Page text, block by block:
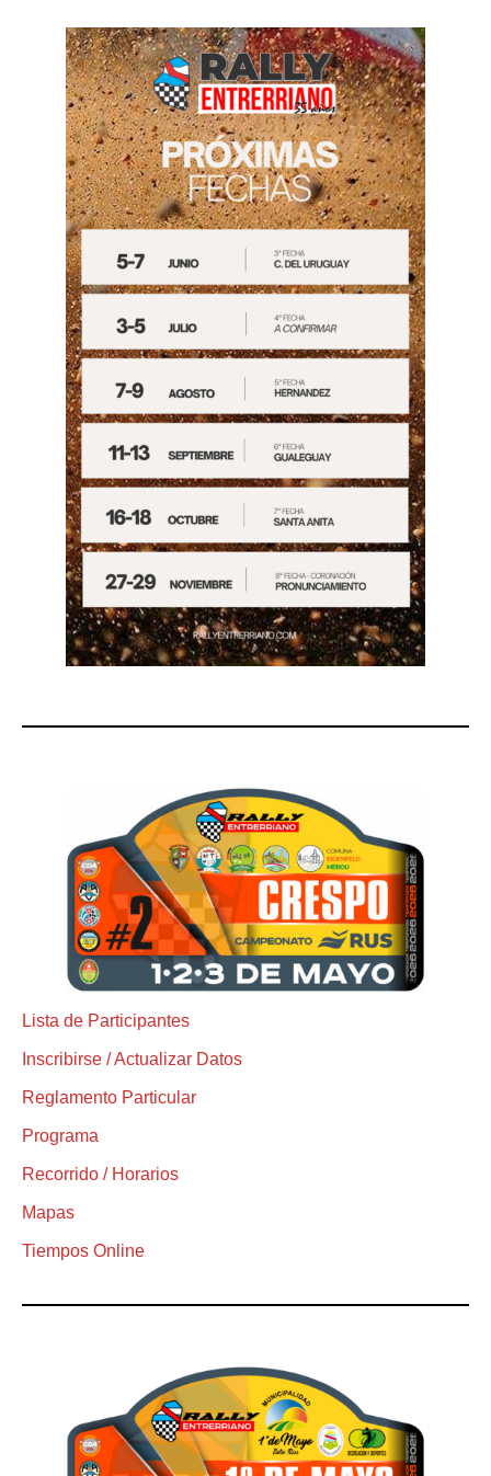
Lista de Participantes
Inscribirse / Actualizar Datos
Reglamento Particular
Programa
Recorrido / Horarios
Mapas
Tiempos Online